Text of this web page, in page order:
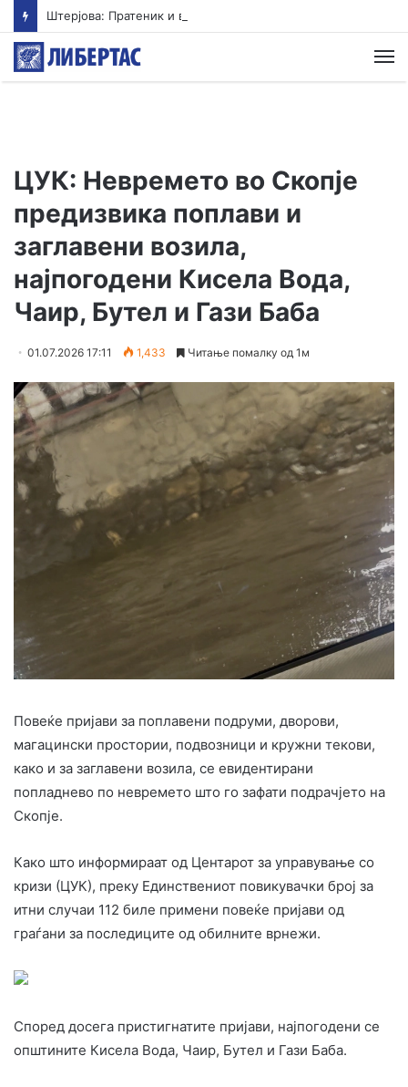
ЦУК: Невремето во Скопје
предизвика поплави и
заглавени возила,
најпогодени Кисела Вода,
Чаир, Бутел и Гази Баба
01.07.2026 17:11 1,433 Читање помалку од 1м
Повеќе пријави за поплавени подруми, дворови,
магацински простории, подвозници и кружни текови,
како и за заглавени возила, се евидентирани
попладнево по невремето што го зафати подрачјето на
Скопје.
Како што информираат од Центарот за управување со
кризи (ЦУК), преку Единствениот повикувачки број за
итни случаи 112 биле примени повеќе пријави од
граѓани за последиците од обилните врнежи.
Според досега пристигнатите пријави, најпогодени се
општините Кисела Вода, Чаир, Бутел и Гази Баба.